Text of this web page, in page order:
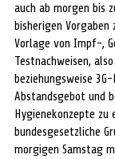
auch ab morgen bis
bisherigen
Vorlage von Impf-,
Testnachweisen,
beziehungsweise
Abstandsgebot und
Hygienekonzepte zu
bundesgesetzliche
morgigen Samstag